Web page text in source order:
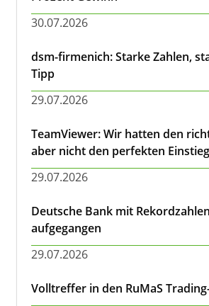
30.07.2026
dsm-firmenich: Starke Zahlen,
Tipp
29.07.2026
TeamViewer: Wir hatten den
aber nicht den perfekten
29.07.2026
Deutsche Bank mit
aufgegangen
29.07.2026
Volltreffer in den RuMaS